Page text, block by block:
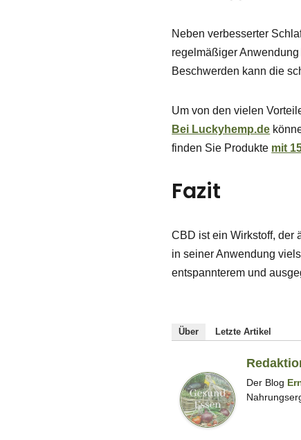
Neben verbesserter
regelmäßiger
Beschwerden kann die
Um von den vielen
Bei Luckyhemp.de
finden Sie Produkte mit
Fazit
CBD ist ein Wirkstoff, der
in seiner Anwendung
entspannterem und
Über Letzte Artikel
Der Blog